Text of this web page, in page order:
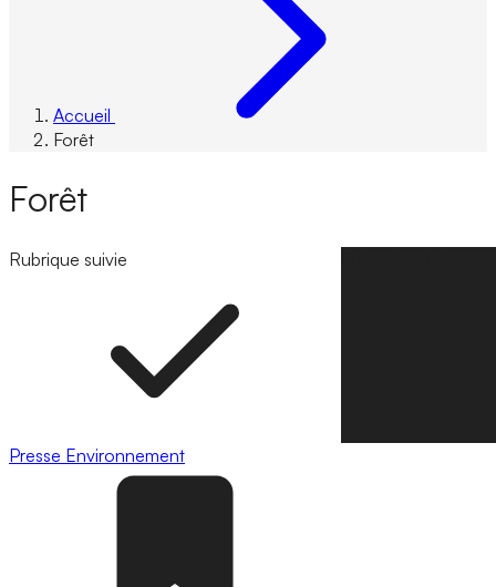
Accueil
Forêt
Forêt
Rubrique suivie
Presse Environnement